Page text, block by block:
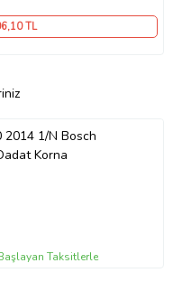
,10 TL
1/N Bosch
Korna
Taksitlerle